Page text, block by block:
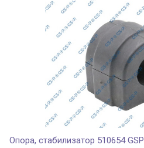
Опора, стабилизатор 510654 GSP